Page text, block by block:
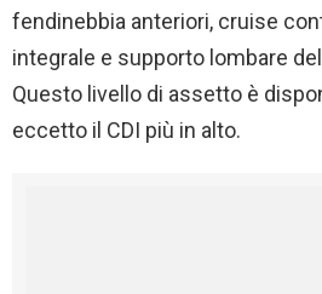
fendinebbia anteriori, cruise
integrale e supporto lombare
Questo livello di assetto è
eccetto il CDI più in alto.